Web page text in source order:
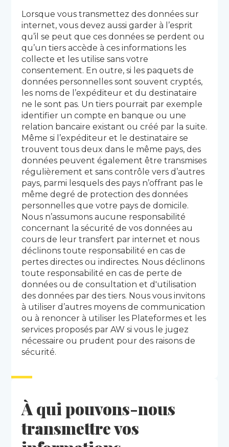
Lorsque vous transmettez des données sur
internet, vous devez aussi garder à l’esprit
qu’il se peut que ces données se perdent ou
qu’un tiers accède à ces informations les
collecte et les utilise sans votre
consentement. En outre, si les paquets de
données personnelles sont souvent cryptés,
les noms de l’expéditeur et du destinataire
ne le sont pas. Un tiers pourrait par exemple
identifier un compte en banque ou une
relation bancaire existant ou créé par la suite.
Même si l’expéditeur et le destinataire se
trouvent tous deux dans le même pays, des
données peuvent également être transmises
régulièrement et sans contrôle vers d’autres
pays, parmi lesquels des pays n’offrant pas le
même degré de protection des données
personnelles que votre pays de domicile.
Nous n’assumons aucune responsabilité
concernant la sécurité de vos données au
cours de leur transfert par internet et nous
déclinons toute responsabilité en cas de
pertes directes ou indirectes. Nous déclinons
toute responsabilité en cas de perte de
données ou de consultation et d'utilisation
des données par des tiers. Nous vous invitons
à utiliser d’autres moyens de communication
ou à renoncer à utiliser les Plateformes et les
services proposés par AW si vous le jugez
nécessaire ou prudent pour des raisons de
sécurité.
À qui pouvons-nous
transmettre vos